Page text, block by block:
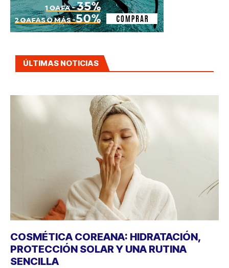
ÚLTIMAS NOTICIAS
COSMÉTICA COREANA: HIDRATACIÓN,
PROTECCIÓN SOLAR Y UNA RUTINA
SENCILLA